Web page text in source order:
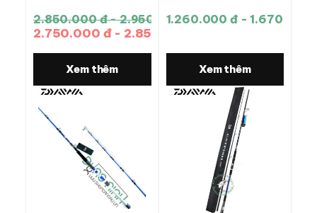
2.850.000 đ - 2.950.000 đ
2.750.000 đ - 2.850.000 đ
Xem thêm
1.260.000 đ - 1.670.000
Xem thêm